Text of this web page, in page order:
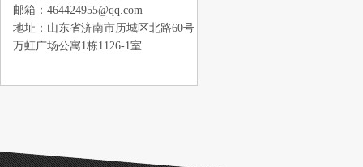
邮箱：464424955@qq.com
地址：山东省济南市历城区北路60号
万虹广场公寓1栋1126-1室